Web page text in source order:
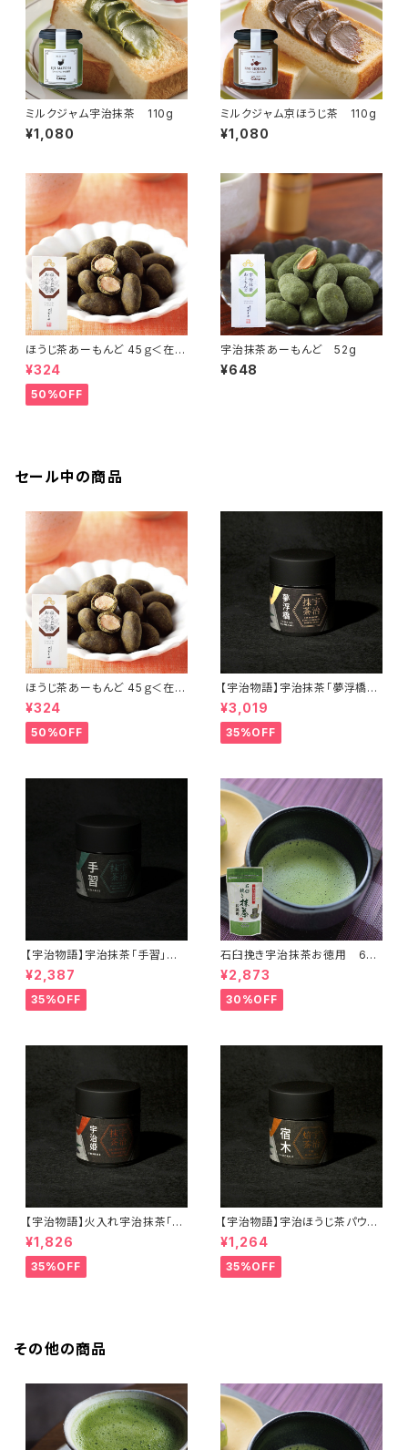
ミルクジャム宇治抹茶 110g
¥1,080
ミルクジャム京ほうじ茶 110g
¥1,080
ほうじ茶あーもんど 45ｇ＜在庫
一掃セール！＞
¥324
50%OFF
宇治抹茶あーもんど 52g
¥648
セール中の商品
ほうじ茶あーもんど 45ｇ＜在庫
一掃セール！＞
¥324
50%OFF
【宇治物語】宇治抹茶「夢浮橋」
～おくみどりシングルオリジン＜
在庫一掃セール！＞
¥3,019
35%OFF
【宇治物語】宇治抹茶「手習」～
おくみどりシングルオリジン＜在
庫一掃セール！＞
¥2,387
35%OFF
石臼挽き宇治抹茶お徳用 60
ｇ＜在庫一掃セール！＞
¥2,873
30%OFF
【宇治物語】火入れ宇治抹茶「宇
治姫」＜在庫一掃セール！＞
¥1,826
35%OFF
【宇治物語】宇治ほうじ茶パウダ
ー「宿木」＜在庫一掃セール！＞
¥1,264
35%OFF
その他の商品